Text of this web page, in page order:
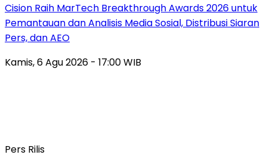
Cision Raih MarTech Breakthrough Awards 2026 untuk
Pemantauan dan Analisis Media Sosial, Distribusi Siaran
Pers, dan AEO
Kamis, 6 Agu 2026 - 17:00 WIB
Pers Rilis